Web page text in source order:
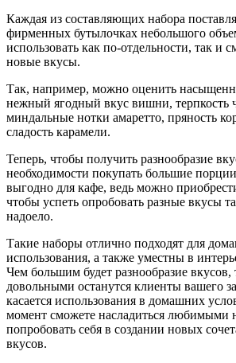
Каждая из составляющих набора
фирменных бутылочках небольшого
использовать как по-отдельности, так и
новые вкусы.
Так, например, можно оценить
нежный ягодный вкус вишни, терпкость
миндальные нотки амаретто, пряность
сладость карамели.
Теперь, чтобы получить разнообразие
необходимости покупать большие
выгодно для кафе, ведь можно
чтобы успеть опробовать разные вкусы
надоело.
Такие наборы отлично подходят для
использования, а также уместны в
Чем большим будет разнообразие вкусов,
довольными останутся клиенты вашего
касается использования в домашних
момент сможете насладиться любимыми
попробовать себя в создании новых
вкусов.